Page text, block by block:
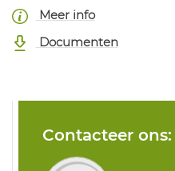
Meer info
Documenten
Contacteer ons: